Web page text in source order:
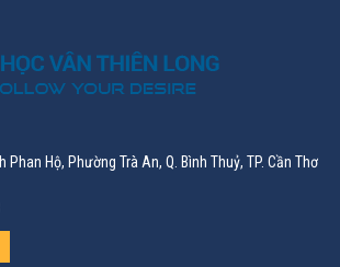
Phan Hộ, Phường Trà An, Q. Bình Thuỷ, TP. Cần Thơ